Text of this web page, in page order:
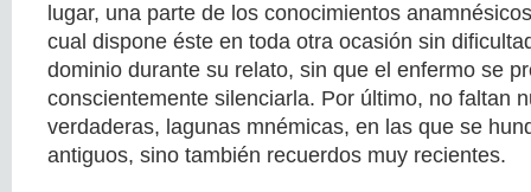
lugar, una parte de los conocimientos
cual dispone éste en toda otra ocasión sin
dominio durante su relato, sin que el enfermo se
conscientemente silenciarla. Por último, no faltan
verdaderas, lagunas mnémicas, en las que se
antiguos, sino también recuerdos muy recientes.